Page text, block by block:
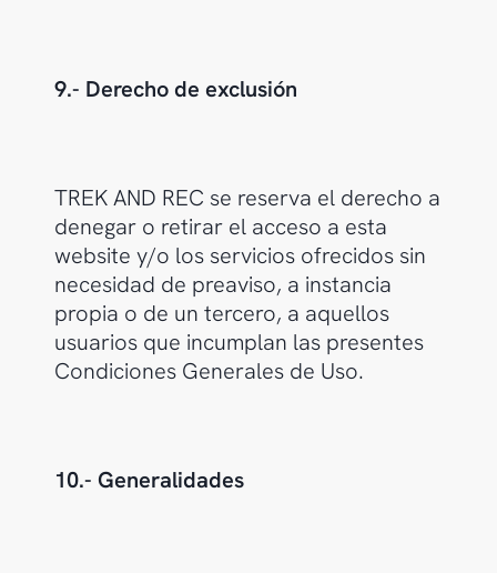
9.- Derecho de exclusión
TREK AND REC se reserva el derecho a
denegar o retirar el acceso a esta
website y/o los servicios ofrecidos sin
necesidad de preaviso, a instancia
propia o de un tercero, a aquellos
usuarios que incumplan las presentes
Condiciones Generales de Uso.
10.- Generalidades